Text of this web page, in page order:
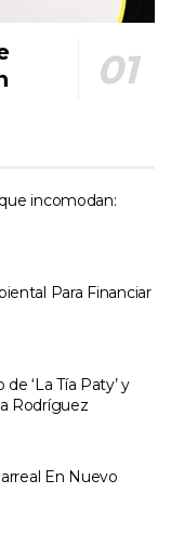
incomodan:
Para Financiar
‘La Tía Paty’ y
Rodríguez
En Nuevo